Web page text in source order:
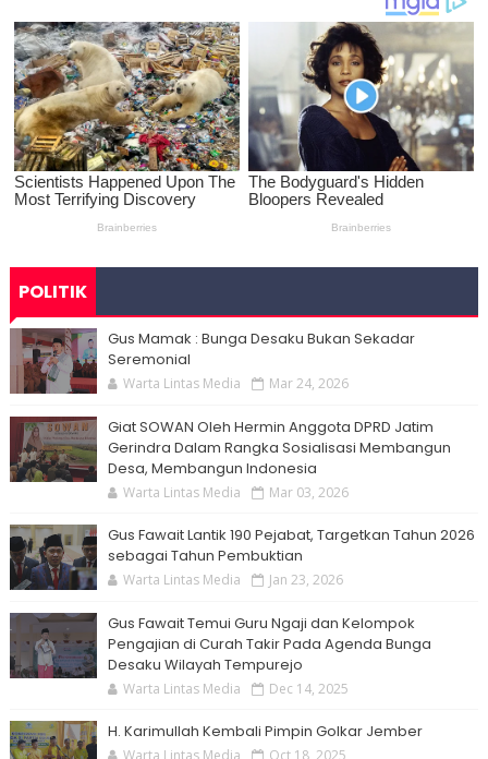
POLITIK
Gus Mamak : Bunga Desaku Bukan Sekadar
Seremonial
Warta Lintas Media Mar 24, 2026
Giat SOWAN Oleh Hermin Anggota DPRD Jatim
Gerindra Dalam Rangka Sosialisasi Membangun
Desa, Membangun Indonesia
Warta Lintas Media Mar 03, 2026
Gus Fawait Lantik 190 Pejabat, Targetkan Tahun 2026
sebagai Tahun Pembuktian
Warta Lintas Media Jan 23, 2026
Gus Fawait Temui Guru Ngaji dan Kelompok
Pengajian di Curah Takir Pada Agenda Bunga
Desaku Wilayah Tempurejo
Warta Lintas Media Dec 14, 2025
H. Karimullah Kembali Pimpin Golkar Jember
Warta Lintas Media Oct 18, 2025